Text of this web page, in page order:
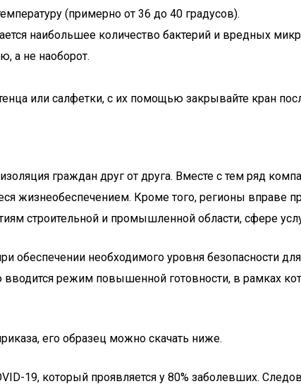
(примерно от 36 до 40 градусов).
наибольшее количество бактерий и вредных
а не наоборот.
или салфетки, с их помощью закрывайте кран
граждан друг от друга. Вместе с тем ряд
жизнеобеспечением. Кроме того, регионы вправе
строительной и промышленной области, сфере
обеспечении необходимого уровня безопасности
режим повышенной готовности, в рамках
его образец можно скачать ниже.
19, который проявляется у 80% заболевших.